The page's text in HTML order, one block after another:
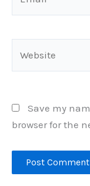
Save my
browser for the